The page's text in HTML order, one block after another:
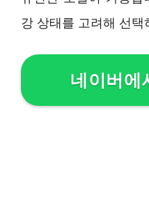
강 상태를 고려해 선
네이버에